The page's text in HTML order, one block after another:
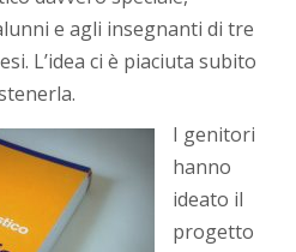
e agli insegnanti di tre
L’idea ci è piaciuta subito
I genitori
hanno
ideato il
progetto